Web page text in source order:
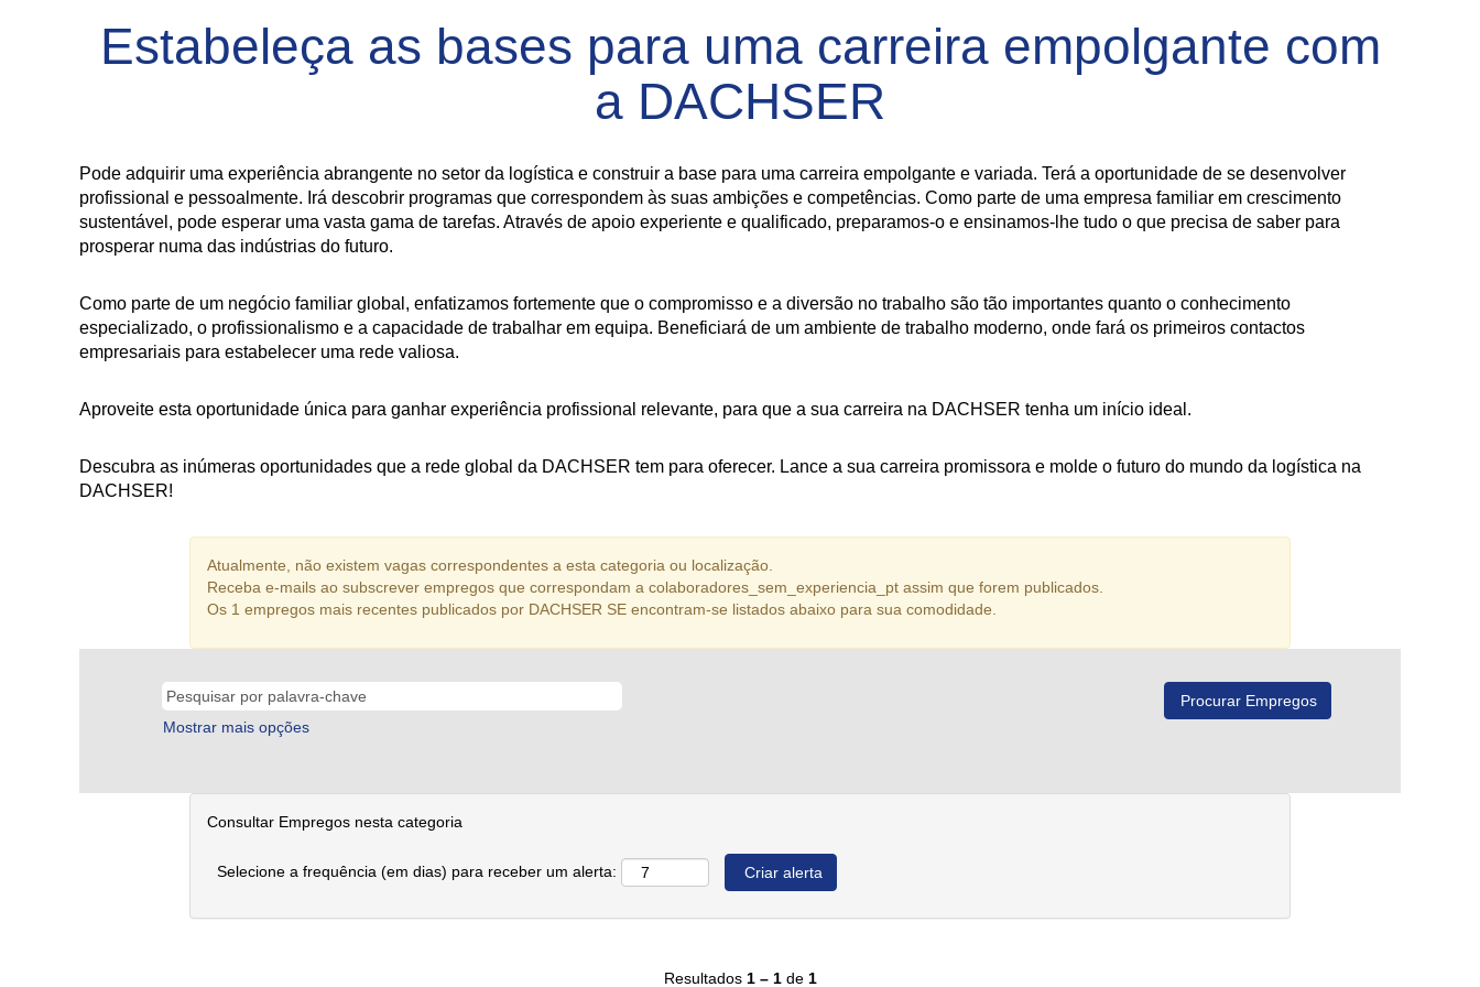
Estabeleça as bases para uma carreira empolgante com
a DACHSER
Pode adquirir uma experiência abrangente no setor da logística e construir a base para uma carreira empolgante e variada. Terá a oportunidade de se desenvolver
profissional e pessoalmente. Irá descobrir programas que correspondem às suas ambições e competências. Como parte de uma empresa familiar em crescimento
sustentável, pode esperar uma vasta gama de tarefas. Através de apoio experiente e qualificado, preparamos-o e ensinamos-lhe tudo o que precisa de saber para
prosperar numa das indústrias do futuro.
Como parte de um negócio familiar global, enfatizamos fortemente que o compromisso e a diversão no trabalho são tão importantes quanto o conhecimento
especializado, o profissionalismo e a capacidade de trabalhar em equipa. Beneficiará de um ambiente de trabalho moderno, onde fará os primeiros contactos
empresariais para estabelecer uma rede valiosa.
Aproveite esta oportunidade única para ganhar experiência profissional relevante, para que a sua carreira na DACHSER tenha um início ideal.
Descubra as inúmeras oportunidades que a rede global da DACHSER tem para oferecer. Lance a sua carreira promissora e molde o futuro do mundo da logística na
DACHSER!
Atualmente, não existem vagas correspondentes a esta categoria ou localização.
Receba e-mails ao subscrever empregos que correspondam a colaboradores_sem_experiencia_pt assim que forem publicados.
Os 1 empregos mais recentes publicados por DACHSER SE encontram-se listados abaixo para sua comodidade.
Mostrar mais opções
Consultar Empregos nesta categoria
Selecione a frequência (em dias) para receber um alerta:
Resultados 1 – 1de 1